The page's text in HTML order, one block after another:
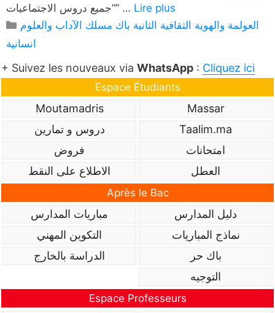
“جميع دروس الاجتماعيات” … Lire plus
Catégories
العولمة والهوية الثقافية الثانية باك مسلك الآداب والعلوم
انسانية
+ Suivez les nouveaux via WhatsApp : Cliquez ici
Espace Étudiants
Massar
Moutamadris
Taalim.ma
دروس و تمارين
امتحانات
فروض
العطل
الاطلاع على النقط
Après le Bac
دليل المدارس
مباريات المدارس
نماذج المباريات
التكوين المهني
باك حر
الدراسة بالخارج
التوجيه
Espace Professeurs